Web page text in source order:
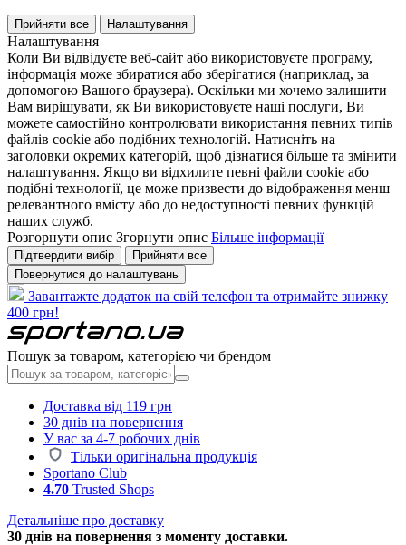
Прийняти все Налаштування
Налаштування
Коли Ви відвідуєте веб-сайт або використовуєте програму,
інформація може збиратися або зберігатися (наприклад, за
допомогою Вашого браузера). Оскільки ми хочемо залишити
Вам вирішувати, як Ви використовуєте наші послуги, Ви
можете самостійно контролювати використання певних типів
файлів cookie або подібних технологій. Натисніть на
заголовки окремих категорій, щоб дізнатися більше та змінити
налаштування. Якщо ви відхилите певні файли cookie або
подібні технології, це може призвести до відображення менш
релевантного вмісту або до недоступності певних функцій
наших служб.
Розгорнути опис Згорнути опис Більше інформації
Підтвердити вибір
Прийняти все
Повернутися до налаштувань
Завантажте додаток на свій телефон та отримайте знижку
400 грн!
Пошук за товаром, категорією чи брендом
Доставка від 119 грн
30 днів на повернення
У вас за 4-7 робочих днів
Тільки оригінальна продукція
Sportano Club
4.70 Trusted Shops
Детальніше про доставку
30 днів на повернення з моменту доставки.